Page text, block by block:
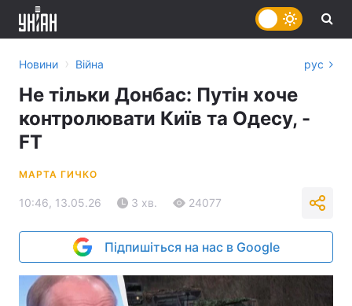
Новини › Війна рус
Не тільки Донбас: Путін хоче
контролювати Київ та Одесу, -
FT
МАРТА ГИЧКО
10:46, 13.05.26 3 хв. 24077
Підпишіться на нас в Google